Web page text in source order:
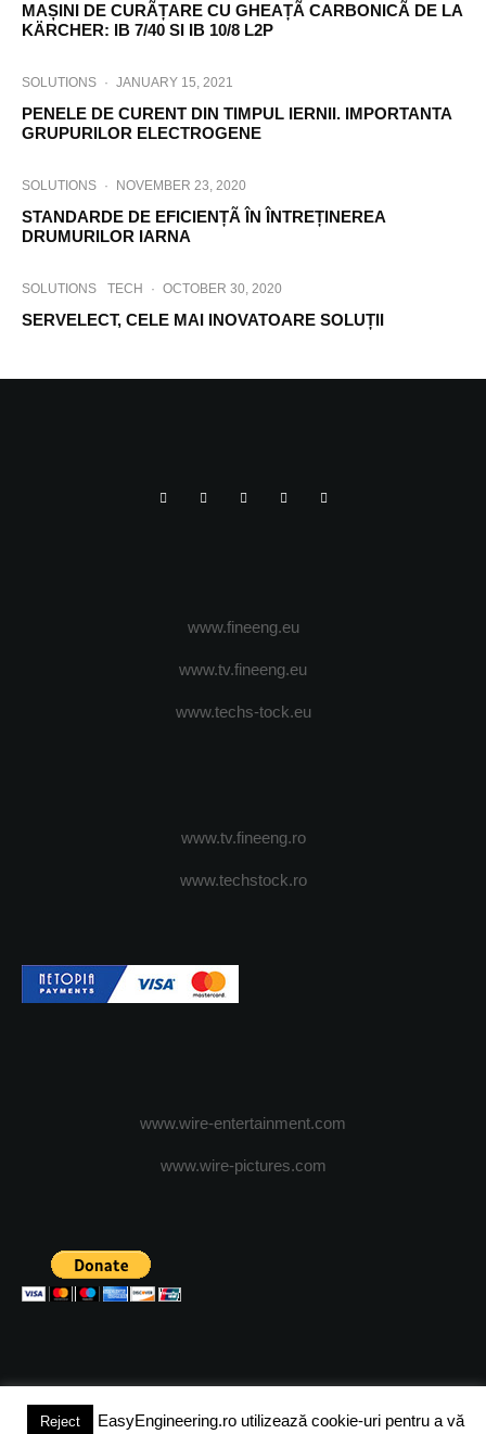
MAȘINI DE CURÃȚARE CU GHEAȚÃ CARBONICÃ DE LA
KÄRCHER: IB 7/40 SI IB 10/8 L2P
SOLUTIONS · JANUARY 15, 2021
PENELE DE CURENT DIN TIMPUL IERNII. IMPORTANTA
GRUPURILOR ELECTROGENE
SOLUTIONS · NOVEMBER 23, 2020
STANDARDE DE EFICIENȚÃ ÎN ÎNTREȚINEREA
DRUMURILOR IARNA
SOLUTIONS TECH · OCTOBER 30, 2020
SERVELECT, CELE MAI INOVATOARE SOLUȚII
www.fineeng.eu
www.tv.fineeng.eu
www.techs-tock.eu
www.tv.fineeng.ro
www.techstock.ro
www.wire-entertainment.com
www.wire-pictures.com
(c) 2024 - FineEngineeringMagazine. All rights reserved.
Reject EasyEngineering.ro utilizează cookie-uri pentru a vă